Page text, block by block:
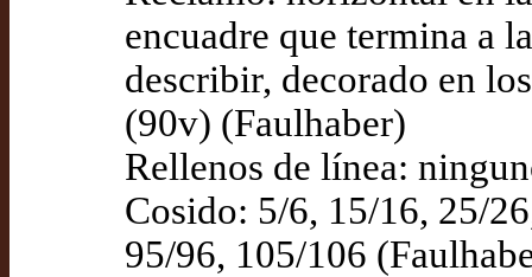
encuadre que termina a
describir, decorado en
(90v) (Faulhaber)
Rellenos de línea:
Cosido: 5/6, 15/16, 25/
95/96, 105/106